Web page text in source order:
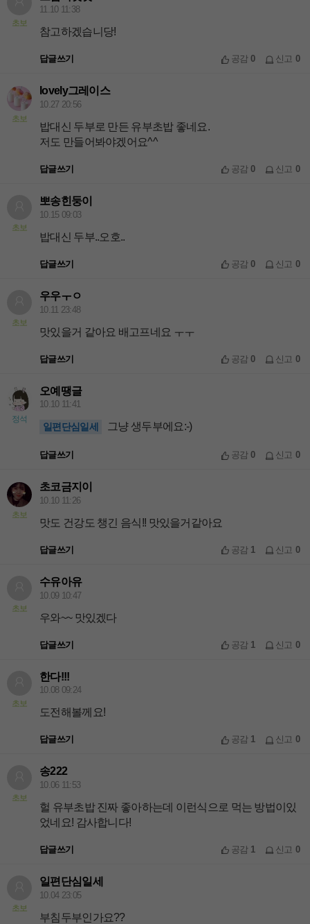
초보
11.10 11:38
참고하겠습니당!
답글쓰기 공감0 신고 0
초보
lovely그레이스
10.27 20:56
밥대신 두부로 만든 유부초밥 좋네요.
저도 만들어봐야겠어요^^
답글쓰기 공감0 신고 0
초보
뽀송힌둥이
10.15 09:03
밥대신 두부..오호..
답글쓰기 공감0 신고 0
초보
우우ㅜㅇ
10.11 23:48
맛있을거 같아요 배고프네요 ㅜㅜ
답글쓰기 공감0 신고 0
정석
오예땡글
10.10 11:41
일편단심일세 그냥 생두부에요:-)
답글쓰기 공감0 신고 0
초보
초코금지이
10.10 11:26
맛도 건강도 챙긴 음식!! 맛있을거같아요
답글쓰기 공감 1 신고 0
초보
수유아유
10.09 10:47
우와~~ 맛있겠다
답글쓰기 공감 1 신고 0
초보
한다!!!
10.08 09:24
도전해볼께요!
답글쓰기 공감 1 신고 0
초보
송222
10.06 11:53
헐 유부초밥 진짜 좋아하는데 이런식으로 먹는 방법이있
었네요! 감사합니다!
답글쓰기 공감 1 신고 0
초보
일편단심일세
10.04 23:05
부침두부인가요??